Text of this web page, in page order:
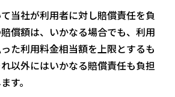
当社が利用者に対し賠償責任を負
償額は、いかなる場合でも、利用
た利用料金相当額を上限とするも
以外にはいかなる賠償責任も負担
す。